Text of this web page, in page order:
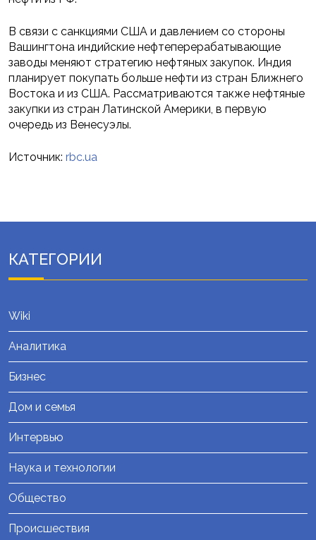
В связи с санкциями США и давлением со стороны
Вашингтона индийские нефтеперерабатывающие
заводы меняют стратегию нефтяных закупок. Индия
планирует покупать больше нефти из стран Ближнего
Востока и из США. Рассматриваются также нефтяные
закупки из стран Латинской Америки, в первую
очередь из Венесуэлы.
Источник: rbc.ua
КАТЕГОРИИ
Wiki
Аналитика
Бизнес
Дом и семья
Интервью
Наука и технологии
Общество
Происшествия